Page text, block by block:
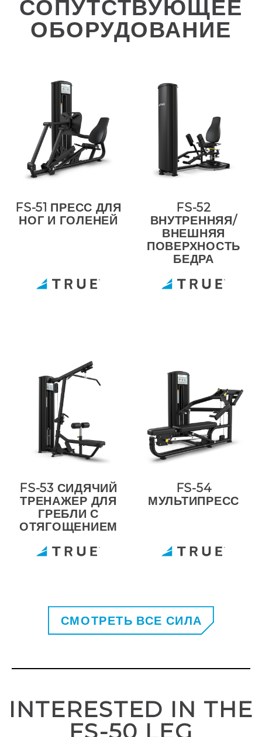
СОПУТСТВУЮЩЕЕ
ОБОРУДОВАНИЕ
FS-51 ПРЕСС ДЛЯ
НОГ И ГОЛЕНЕЙ
FS-52
ВНУТРЕННЯЯ/
ВНЕШНЯЯ
ПОВЕРХНОСТЬ
БЕДРА
FS-53 СИДЯЧИЙ
ТРЕНАЖЕР ДЛЯ
ГРЕБЛИ С
ОТЯГОЩЕНИЕМ
FS-54
МУЛЬТИПРЕСС
СМОТРЕТЬ ВСЕ СИЛА
INTERESTED IN THE